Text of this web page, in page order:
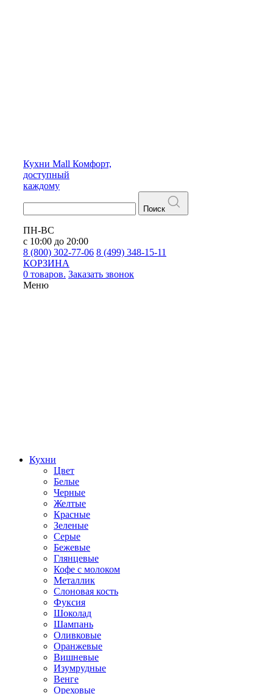
Кухни Mall Комфорт,
доступный
каждому
Поиск
ПН-ВС
с 10:00 до 20:00
8 (800) 302-77-06 8 (499) 348-15-11
КОРЗИНА
0 товаров. Заказать звонок
Меню
Кухни
Цвет
Белые
Черные
Желтые
Красные
Зеленые
Серые
Бежевые
Глянцевые
Кофе с молоком
Металлик
Слоновая кость
Фуксия
Шоколад
Шампань
Оливковые
Оранжевые
Вишневые
Изумрудные
Венге
Ореховые